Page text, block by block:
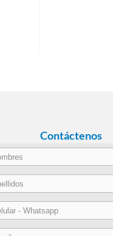
Contáctenos